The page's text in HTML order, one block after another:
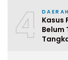
4 DAERAH
Kasus
Belum